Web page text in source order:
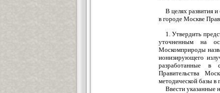
В целях развития
в городе Москве
1. Утвердить
уточненным на
Москомприроды
ионизирующего
разработанные в
Правительства
методической базы в
Ввести указанные